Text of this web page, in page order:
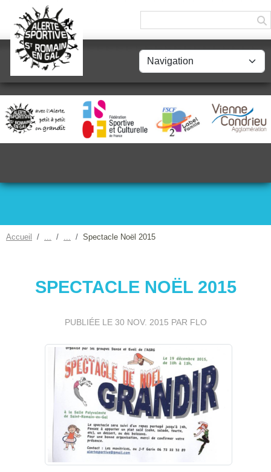
Accueil Spectacle Noël 2015
SPECTACLE NOËL 2015
PUBLIÉE LE 30 NOV. 2015 PAR FLO
Panneau de gestion des cookies